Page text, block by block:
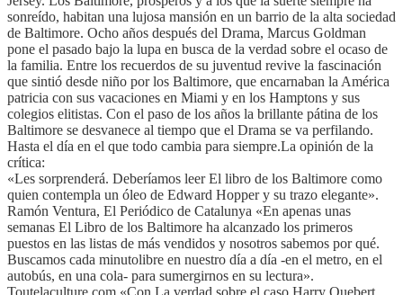
sonreído, habitan una lujosa mansión en un barrio de la alta sociedad
de Baltimore. Ocho años después del Drama, Marcus Goldman
pone el pasado bajo la lupa en busca de la verdad sobre el ocaso de
la familia. Entre los recuerdos de su juventud revive la fascinación
que sintió desde niño por los Baltimore, que encarnaban la América
patricia con sus vacaciones en Miami y en los Hamptons y sus
colegios elitistas. Con el paso de los años la brillante pátina de los
Baltimore se desvanece al tiempo que el Drama se va perfilando.
Hasta el día en el que todo cambia para siempre.La opinión de la
crítica:
«Les sorprenderá. Deberíamos leer El libro de los Baltimore como
quien contempla un óleo de Edward Hopper y su trazo elegante».
Ramón Ventura, El Periódico de Catalunya «En apenas unas
semanas El Libro de los Baltimore ha alcanzado los primeros
puestos en las listas de más vendidos y nosotros sabemos por qué.
Buscamos cada minutolibre en nuestro día a día -en el metro, en el
autobús, en una cola- para sumergirnos en su lectura».
Toutelaculture.com «Con La verdad sobre el caso Harry Quebert